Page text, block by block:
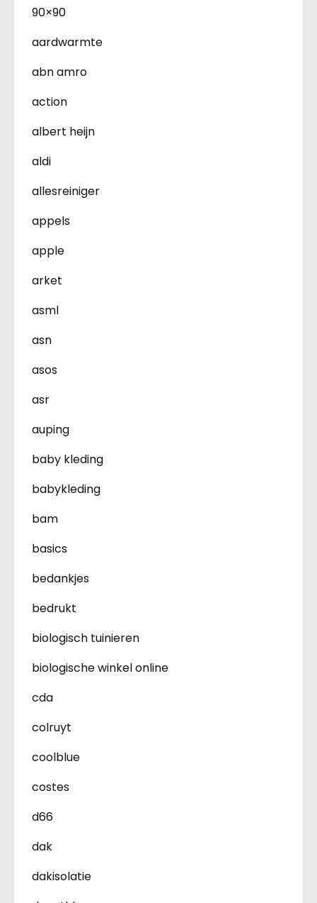
90×90
aardwarmte
abn amro
action
albert heijn
aldi
allesreiniger
appels
apple
arket
asml
asn
asos
asr
auping
baby kleding
babykleding
bam
basics
bedankjes
bedrukt
biologisch tuinieren
biologische winkel online
cda
colruyt
coolblue
costes
d66
dak
dakisolatie